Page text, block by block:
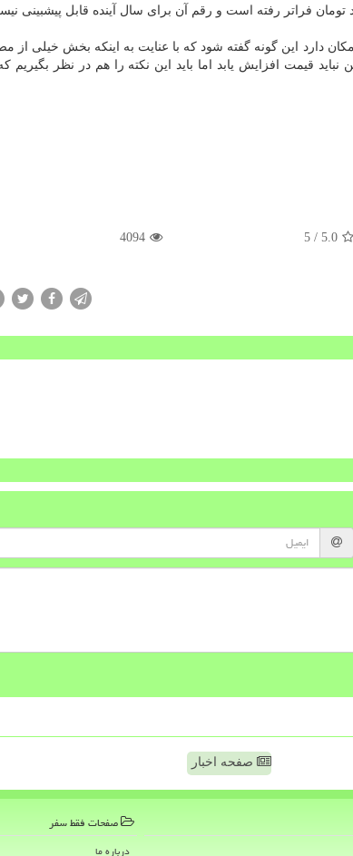
دارد این گونه گفته شود كه با عنایت به اینكه بخش خیلی از
قیمت افزایش یابد اما باید این نكته را هم در نظر بگیریم
5.0
/ 5
4094
صفحه اخبار
صفحات فقط سفر
درباره ما